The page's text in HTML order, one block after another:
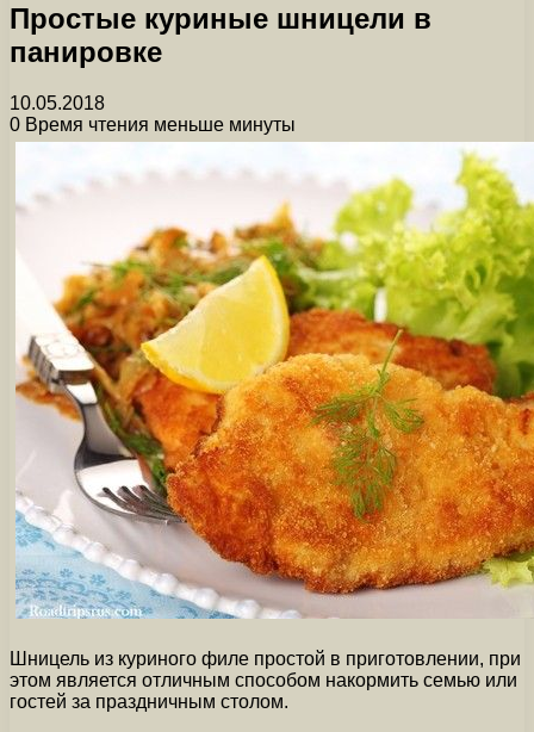
Простые куриные шницели в
панировке
10.05.2018
0 Время чтения меньше минуты
Шницель из куриного филе простой в приготовлении, при
этом является отличным способом накормить семью или
гостей за праздничным столом.